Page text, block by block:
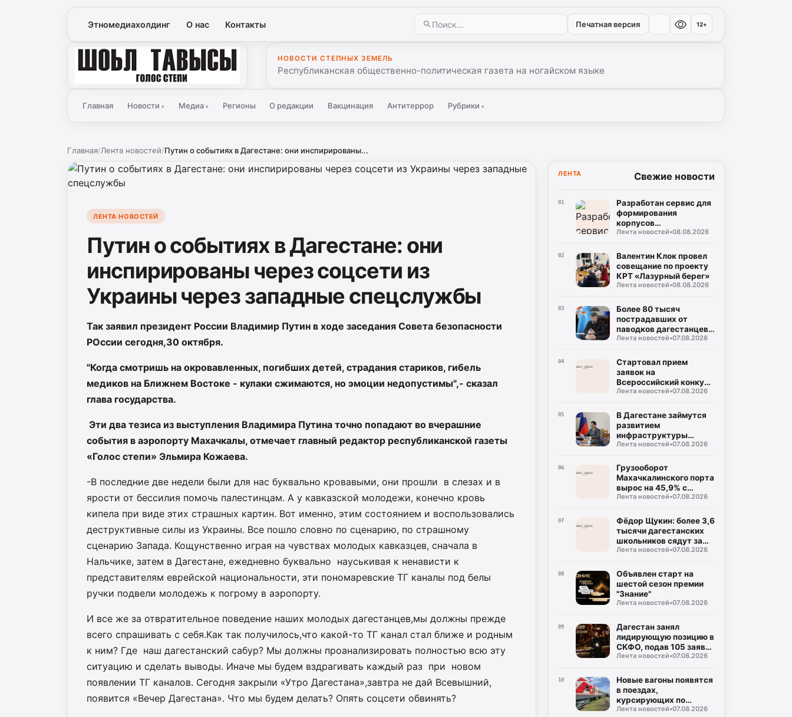
Этномедиахолдинг О нас Контакты Печатная версия 12+
Голос Степи
НОВОСТИ СТЕПНЫХ ЗЕМЕЛЬ
Республиканская общественно-политическая газета на ногайском языке
Главная Новости▾ Медиа ▾ Регионы О редакции Вакцинация Антитеррор Рубрики ▾
Главная/Лента новостей/Путин о событиях в Дагестане: они инспирированы...
ЛЕНТА НОВОСТЕЙ
Путин о событиях в Дагестане: они
инспирированы через соцсети из
Украины через западные спецслужбы
Так заявил президент России Владимир Путин в ходе заседания Совета безопасности
РОссии сегодня,30 октября.
"Когда смотришь на окровавленных, погибших детей, страдания стариков, гибель
медиков на Ближнем Востоке - кулаки сжимаются, но эмоции недопустимы",- сказал
глава государства.
Эти два тезиса из выступления Владимира Путина точно попадают во вчерашние
события в аэропорту Махачкалы, отмечает главный редактор республиканской газеты
«Голос степи» Эльмира Кожаева.
-В последние две недели были для нас буквально кровавыми, они прошли в слезах и в
ярости от бессилия помочь палестинцам. А у кавказской молодежи, конечно кровь
кипела при виде этих страшных картин. Вот именно, этим состоянием и воспользовались
деструктивные силы из Украины. Все пошло словно по сценарию, по страшному
сценарию Запада. Кощунственно играя на чувствах молодых кавказцев, сначала в
Нальчике, затем в Дагестане, ежедневно буквально науськивая к ненависти к
представителям еврейской национальности, эти пономаревские ТГ каналы под белы
ручки подвели молодежь к погрому в аэропорту.
И все же за отвратительное поведение наших молодых дагестанцев,мы должны прежде
всего спрашивать с себя.Как так получилось,что какой-то ТГ канал стал ближе и родным
к ним? Где наш дагестанский сабур? Мы должны проанализировать полностью всю эту
ситуацию и сделать выводы. Иначе мы будем вздрагивать каждый раз при новом
появлении ТГ каналов. Сегодня закрыли «Утро Дагестана»,завтра не дай Всевышний,
появится «Вечер Дагестана». Что мы будем делать? Опять соцсети обвинять?
ЛЕНТА Свежие новости
01
Разработан сервис для
формирования
корпусов
национальных языков
Лента новостей•08.08.2026
02
Валентин Клок провел
совещание по проекту
КРТ «Лазурный берег»
Лента новостей•08.08.2026
03
Более 80 тысяч
пострадавших от
паводков дагестанцев
получили выплаты
Лента новостей•07.08.2026
04
Стартовал прием
заявок на
Всероссийский конкурс
«Столица детского
Лента новостей•07.08.2026
05
В Дагестане займутся
развитием
инфраструктуры
Каспийской флотилии
Лента новостей•07.08.2026
06
Грузооборот
Махачкалинского порта
вырос на 45,9% с
начала года
Лента новостей•07.08.2026
07
Фёдор Щукин: более 3,6
тысячи дагестанских
школьников сядут за
парты новых школ уже
Лента новостей•07.08.2026
08
Объявлен старт на
шестой сезон премии
"Знание"
Лента новостей•07.08.2026
09
Дагестан занял
лидирующую позицию в
СКФО, подав 105 заявок
на награду
Лента новостей•07.08.2026
10
Новые вагоны появятся
в поездах,
курсирующих по
маршруту Дербент-
Лента новостей•07.08.2026